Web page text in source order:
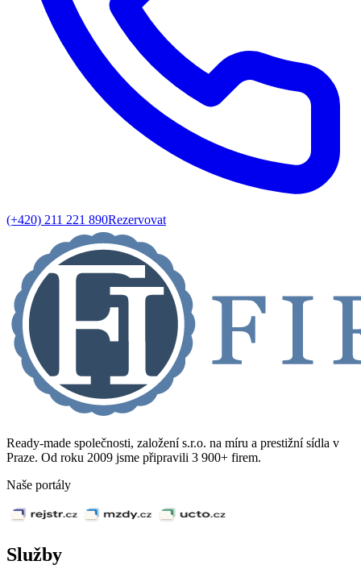
(+420) 211 221 890Rezervovat
Ready-made společnosti, založení s.r.o. na míru a prestižní sídla v
Praze. Od roku 2009 jsme připravili 3 900+ firem.
Naše portály
Služby